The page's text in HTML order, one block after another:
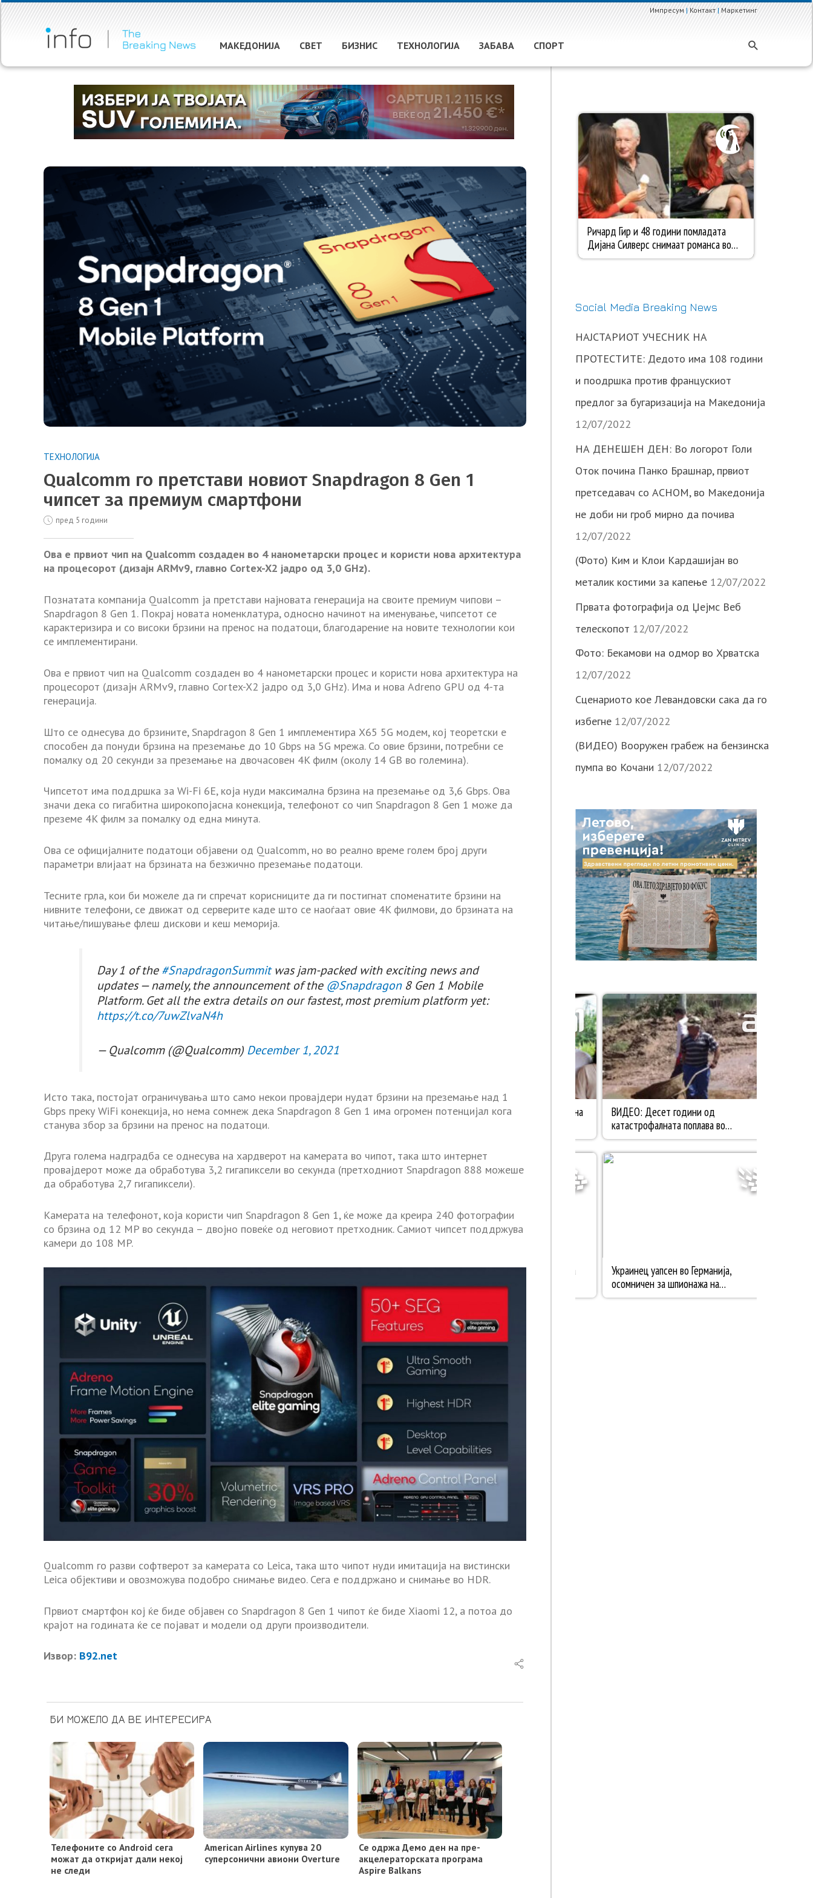
Импресум|Контакт|Маркетинг
МАКЕДОНИЈА СВЕТ БИЗНИС ТЕХНОЛОГИЈА ЗАБАВА СПОРТ
ТЕХНОЛОГИЈА
Qualcomm го претстави новиот Snapdragon 8 Gen 1
чипсет за премиум смартфони
пред 5 години
Ова е првиот чип на Qualcomm создаден во 4 нанометарски процес и користи нова архитектура
на процесорот (дизајн ARMv9, главно Cortex-X2 јадро од 3,0 GHz).
Познатата компанија Qualcomm ја претстави најновата генерација на своите премиум чипови –
Snapdragon 8 Gen 1. Покрај новата номенклатура, односно начинот на именување, чипсетот се
карактеризира и со високи брзини на пренос на податоци, благодарение на новите технологии кои
се имплементирани.
Ова е првиот чип на Qualcomm создаден во 4 нанометарски процес и користи нова архитектура на
процесорот (дизајн ARMv9, главно Cortex-X2 јадро од 3,0 GHz). Има и нова Adreno GPU од 4-та
генерација.
Што се однесува до брзините, Snapdragon 8 Gen 1 имплементира X65 5G модем, кој теоретски е
способен да понуди брзина на преземање до 10 Gbps на 5G мрежа. Со овие брзини, потребни се
помалку од 20 секунди за преземање на двочасовен 4K филм (околу 14 GB во големина).
Чипсетот има поддршка за Wi-Fi 6E, која нуди максимална брзина на преземање од 3,6 Gbps. Ова
значи дека со гигабитна широкопојасна конекција, телефонот со чип Snapdragon 8 Gen 1 може да
преземе 4K филм за помалку од една минута.
Ова се официјалните податоци објавени од Qualcomm, но во реално време голем број други
параметри влијаат на брзината на безжично преземање податоци.
Тесните грла, кои би можеле да ги спречат корисниците да ги постигнат споменатите брзини на
нивните телефони, се движат од серверите каде што се наоѓаат овие 4K филмови, до брзината на
читање/пишување флеш дискови и кеш меморија.
Day 1 of the #SnapdragonSummitwas jam-packed with exciting news and
updates — namely, the announcement of the @Snapdragon8 Gen 1 Mobile
Platform. Get all the extra details on our fastest, most premium platform yet:
https://t.co/7uwZlvaN4h
— Qualcomm (@Qualcomm) December 1, 2021
Исто така, постојат ограничувања што само некои провајдери нудат брзини на преземање над 1
Gbps преку WiFi конекција, но нема сомнеж дека Snapdragon 8 Gen 1 има огромен потенцијал кога
станува збор за брзини на пренос на податоци.
Друга голема надградба се однесува на хардверот на камерата во чипот, така што интернет
провајдерот може да обработува 3,2 гигапиксели во секунда (претходниот Snapdragon 888 можеше
да обработува 2,7 гигапиксели).
Камерата на телефонот, која користи чип Snapdragon 8 Gen 1, ќе може да креира 240 фотографии
со брзина од 12 MP во секунда – двојно повеќе од неговиот претходник. Самиот чипсет поддржува
камери до 108 MP.
Qualcomm го разви софтверот за камерата со Leica, така што чипот нуди имитација на вистински
Leica објективи и овозможува подобро снимање видео. Сега е поддржано и снимање во HDR.
Првиот смартфон кој ќе биде објавен со Snapdragon 8 Gen 1 чипот ќе биде Xiaomi 12, а потоа до
крајот на годината ќе се појават и модели од други производители.
Извор: B92.net
БИ МОЖЕЛО ДА ВЕ ИНТЕРЕСИРА
Телефоните со Android сега
можат да откријат дали некој
не следи
American Airlines купува 20
суперсонични авиони Overture
Се одржа Демо ден на пре-
акцелераторската програма
Aspire Balkans
Social Media Breaking News
НАЈСТАРИОТ УЧЕСНИК НА
ПРОТЕСТИТЕ: Дедото има 108 години
и поодршка против францускиот
предлог за бугаризација на Македонија
12/07/2022
НА ДЕНЕШЕН ДЕН: Во логорот Голи
Оток почина Панко Брашнар, првиот
претседавач со АСНОМ, во Македонија
не доби ни гроб мирно да почива
12/07/2022
(Фото) Ким и Клои Кардашијан во
металик костими за капење 12/07/2022
Првата фотографија од Џејмс Веб
телескопот 12/07/2022
Фото: Бекамови на одмор во Хрватска
12/07/2022
Сценариото кое Левандовски сака да го
избегне 12/07/2022
(ВИДЕО) Вооружен грабеж на бензинска
пумпа во Кочани 12/07/2022